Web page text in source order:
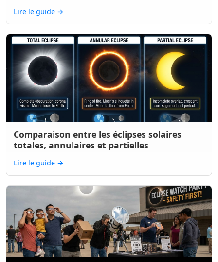
Lire le guide →
Comparaison entre les éclipses solaires
totales, annulaires et partielles
Lire le guide →